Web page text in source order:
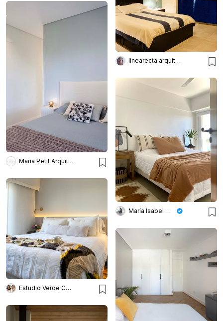
linearecta.arquitectura
Maria Petit Arquitecta
María Isabel Wetzel
Estudio Verde Concreto